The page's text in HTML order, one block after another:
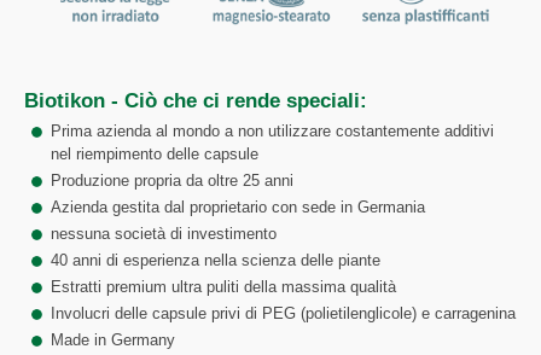
Biotikon - Ciò che ci rende speciali:
Prima azienda al mondo a non utilizzare costantemente additivi
nel riempimento delle capsule
Produzione propria da oltre 25 anni
Azienda gestita dal proprietario con sede in Germania
nessuna società di investimento
40 anni di esperienza nella scienza delle piante
Estratti premium ultra puliti della massima qualità
Involucri delle capsule privi di PEG (polietilenglicole) e carragenina
Made in Germany